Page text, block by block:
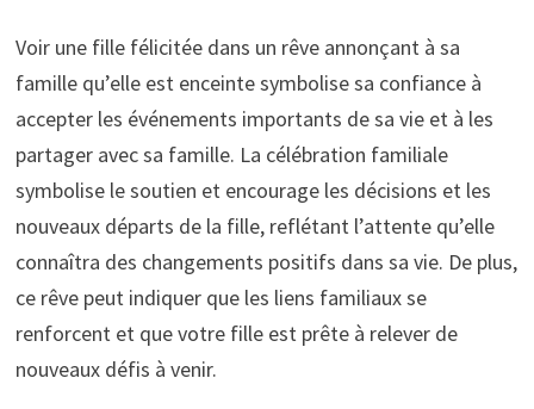
Voir une fille félicitée dans un rêve annonçant à sa
famille qu’elle est enceinte symbolise sa confiance à
accepter les événements importants de sa vie et à les
partager avec sa famille. La célébration familiale
symbolise le soutien et encourage les décisions et les
nouveaux départs de la fille, reflétant l’attente qu’elle
connaîtra des changements positifs dans sa vie. De plus,
ce rêve peut indiquer que les liens familiaux se
renforcent et que votre fille est prête à relever de
nouveaux défis à venir.